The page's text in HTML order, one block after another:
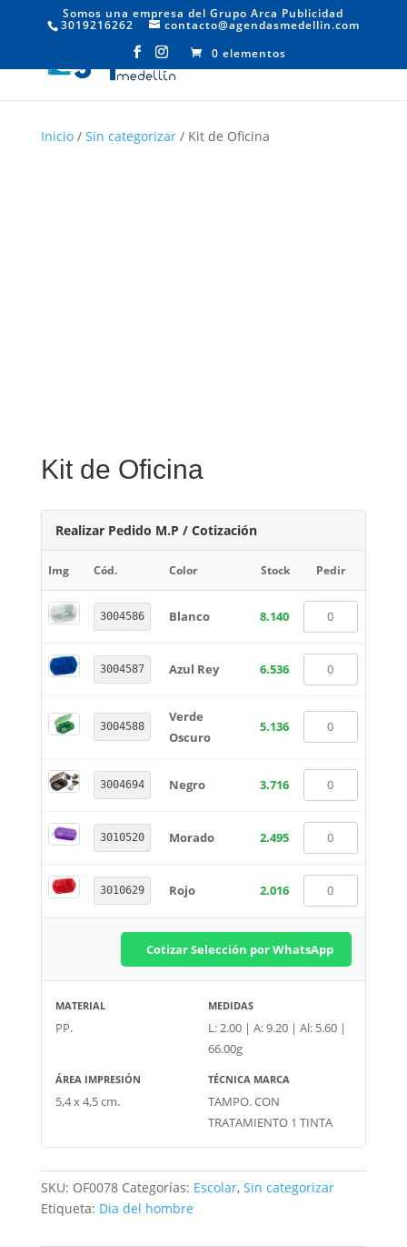
Somos una empresa del Grupo Arca Publicidad
3019216262
contacto@agendasmedellin.com
0 elementos
Inicio/ Sin categorizar/ Kit de Oficina
Kit de Oficina
Realizar Pedido M.P / Cotización
Img Cód. Color Stock Pedir
3004586 Blanco 8.140
3004587 Azul Rey 6.536
3004588
Verde
Oscuro
5.136
3004694 Negro 3.716
3010520 Morado 2.495
3010629 Rojo 2.016
Cotizar Selección por WhatsApp
MATERIAL
PP.
MEDIDAS
L: 2.00 | A: 9.20 | Al: 5.60 |
66.00g
ÁREA IMPRESIÓN
5,4 x 4,5 cm.
TÉCNICA MARCA
TAMPO. CON
TRATAMIENTO 1 TINTA
SKU: OF0078 Categorías: Escolar, Sin categorizar
Etiqueta: Dia del hombre